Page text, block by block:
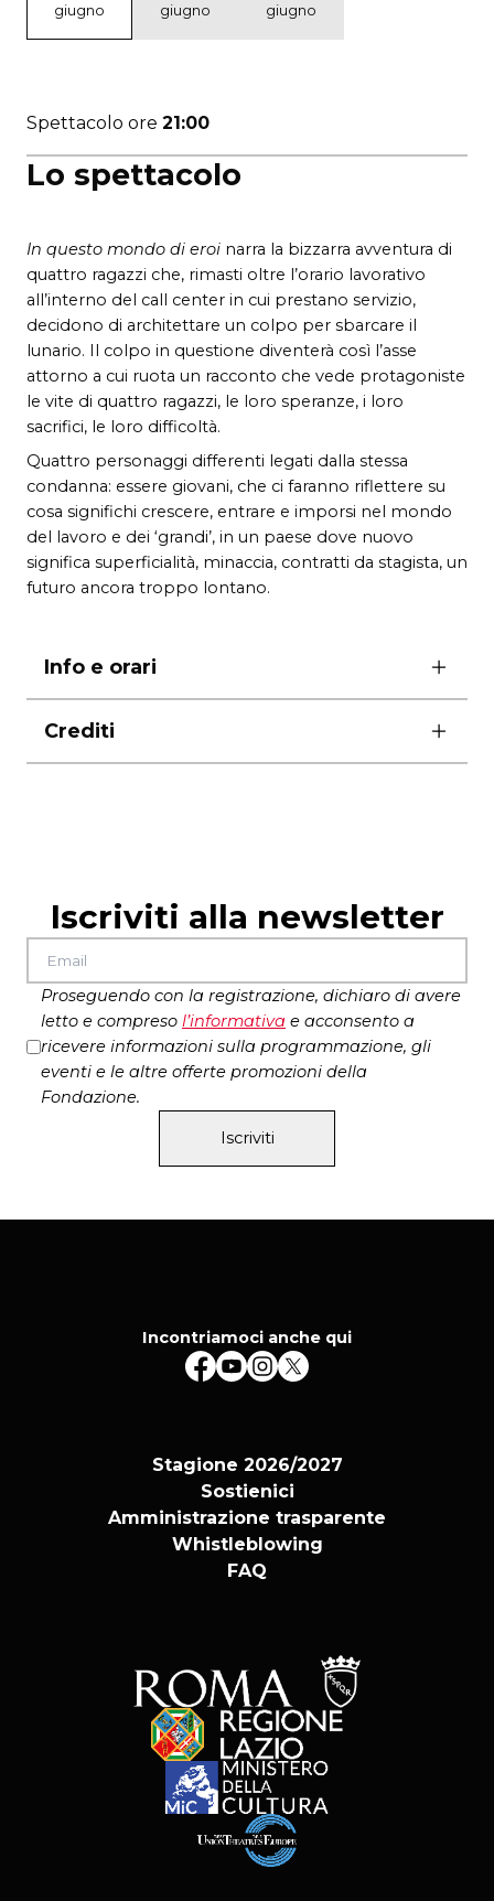
Lo spettacolo
In questo mondo di eroi narra la bizzarra avventura di
quattro ragazzi che, rimasti oltre l’orario lavorativo
all’interno del call center in cui prestano servizio,
decidono di architettare un colpo per sbarcare il
lunario. Il colpo in questione diventerà così l’asse
attorno a cui ruota un racconto che vede protagoniste
le vite di quattro ragazzi, le loro speranze, i loro
sacrifici, le loro difficoltà.
Quattro personaggi differenti legati dalla stessa
condanna: essere giovani, che ci faranno riflettere su
cosa significhi crescere, entrare e imporsi nel mondo
del lavoro e dei ‘grandi’, in un paese dove nuovo
significa superficialità, minaccia, contratti da stagista, un
futuro ancora troppo lontano.
Info e orari
martedì 11, mercoledì 12
e giovedì 13 giugno ore 21.00
Crediti
Flavio, Francesca Simonelli, Cristian Sciotti.
Produzione Follia Officina D’Arte e Actor’s
Planet
giugno giugno giugno
Spettacolo ore 21:00
Iscriviti alla newsletter
Proseguendo con la registrazione, dichiaro di avere
letto e compreso l’informativa e acconsento a
ricevere informazioni sulla programmazione, gli
eventi e le altre offerte promozioni della
Fondazione.
Iscriviti
Incontriamoci anche qui
Stagione 2026/2027
Sostienici
Amministrazione trasparente
Whistleblowing
FAQ